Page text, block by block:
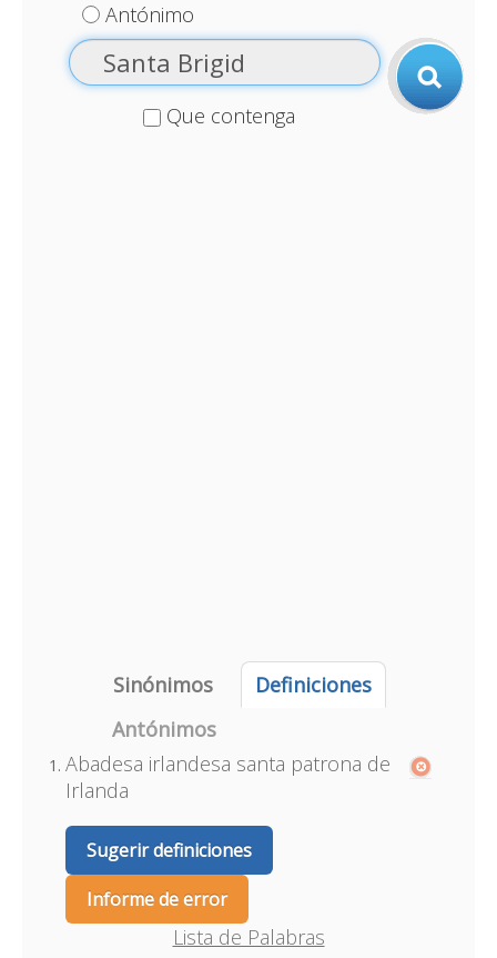
Antónimo
Que contenga
Sinónimos
Definiciones
Antónimos
Abadesa irlandesa santa patrona de
Irlanda
Sugerir definiciones
Informe de error
Lista de Palabras